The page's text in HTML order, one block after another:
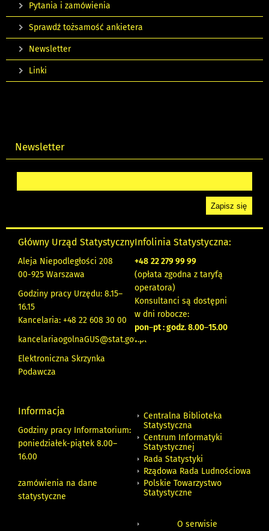
Pytania i zamówienia
Sprawdź tożsamość ankietera
Newsletter
Linki
Newsletter
Główny Urząd Statystyczny
Aleja Niepodległości 208
00-925 Warszawa
Godziny pracy Urzędu: 8.15–
16.15
Kancelaria: +48 22 608 30 00
kancelariaogolnaGUS@stat.gov.pl
Elektroniczna Skrzynka
Podawcza
Infolinia Statystyczna:
+48 22 279 99 99
(opłata zgodna z taryfą
operatora)
Konsultanci są dostępni
w dni robocze:
pon–pt : godz. 8.00–15.00
Informacja
Godziny pracy Informatorium:
poniedziałek-piątek 8.00–
16.00
zamówienia na dane
statystyczne
Centralna Biblioteka
Statystyczna
Centrum Informatyki
Statystycznej
Rada Statystyki
Rządowa Rada Ludnościowa
Polskie Towarzystwo
Statystyczne
O serwisie